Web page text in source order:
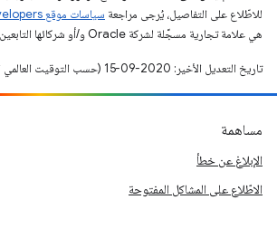
للاطّلاع على التفاصيل، يُرجى مراجعة سياسات موقع Google Developers‏
هي علامة تجارية مسجَّلة لشركة Oracle و/أو شركائها التابعين.
تاريخ التعديل الأخير: 2020-09-15 (حسب التوقيت العالمي المتفَّق عليه)
مساهمة
الإبلاغ عن خطأ
الاطّلاع على المشاكل المفتوحة